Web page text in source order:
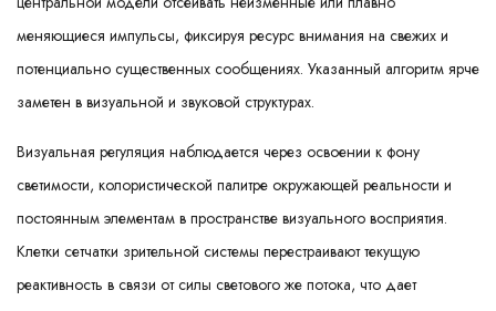
меняющиеся импульсы, фиксируя ресурс внимания на свежих и
потенциально существенных сообщениях. Указанный алгоритм ярче
заметен в визуальной и звуковой структурах.
Визуальная регуляция наблюдается через освоении к фону
светимости, колористической палитре окружающей реальности и
постоянным элементам в пространстве визуального восприятия.
Клетки сетчатки зрительной системы перестраивают текущую
реактивность в связи от силы светового же потока, что дает